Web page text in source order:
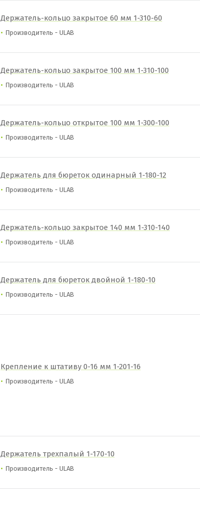
Держатель-кольцо закрытое 60 мм 1-310-60
Производитель - ULAB
Держатель-кольцо закрытое 100 мм 1-310-100
Производитель - ULAB
Держатель-кольцо открытое 100 мм 1-300-100
Производитель - ULAB
Держатель для бюреток одинарный 1-180-12
Производитель - ULAB
Держатель-кольцо закрытое 140 мм 1-310-140
Производитель - ULAB
Держатель для бюреток двойной 1-180-10
Производитель - ULAB
Крепление к штативу 0-16 мм 1-201-16
Производитель - ULAB
Держатель трехпалый 1-170-10
Производитель - ULAB